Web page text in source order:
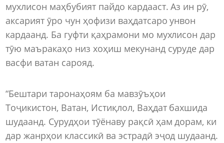
мухлисон маҳбубият пайдо кардааст. Аз ин рӯ,
аксарият ӯро чун ҳофизи ваҳдатсаро унвон
кардаанд. Ба гуфти қаҳрамони мо мухлисон дар
тӯю маъракаҳо низ хоҳиш мекунанд суруде дар
васфи ватан сарояд.
“Бештари таронаҳоям ба мавзӯъҳои
Тоҷикистон, Ватан, Истиқлол, Ваҳдат бахшида
шудаанд. Сурудҳои тӯёнаву рақсӣ ҳам дорам, ки
дар жанрҳои классикӣ ва эстрадӣ эҷод шудаанд.